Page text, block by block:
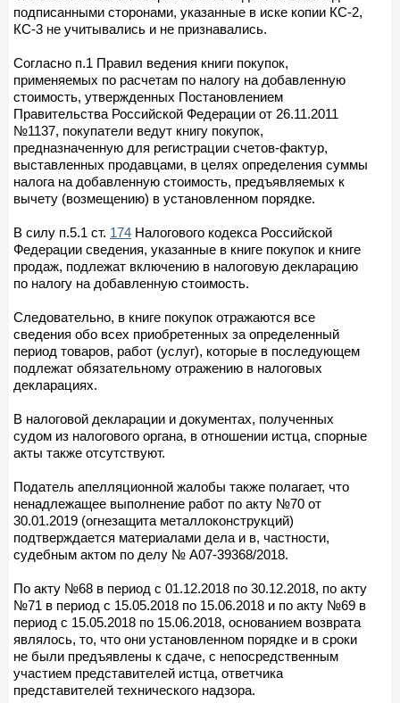
подписанными сторонами, указанные в иске копии КС-2,
КС-3 не учитывались и не признавались.
Согласно п.1 Правил ведения книги покупок,
применяемых по расчетам по налогу на добавленную
стоимость, утвержденных Постановлением
Правительства Российской Федерации от 26.11.2011
№1137, покупатели ведут книгу покупок,
предназначенную для регистрации счетов-фактур,
выставленных продавцами, в целях определения суммы
налога на добавленную стоимость, предъявляемых к
вычету (возмещению) в установленном порядке.
В силу п.5.1 ст. 174 Налогового кодекса Российской
Федерации сведения, указанные в книге покупок и книге
продаж, подлежат включению в налоговую декларацию
по налогу на добавленную стоимость.
Следовательно, в книге покупок отражаются все
сведения обо всех приобретенных за определенный
период товаров, работ (услуг), которые в последующем
подлежат обязательному отражению в налоговых
декларациях.
В налоговой декларации и документах, полученных
судом из налогового органа, в отношении истца, спорные
акты также отсутствуют.
Податель апелляционной жалобы также полагает, что
ненадлежащее выполнение работ по акту №70 от
30.01.2019 (огнезащита металлоконструкций)
подтверждается материалами дела и в, частности,
судебным актом по делу № А07-39368/2018.
По акту №68 в период с 01.12.2018 по 30.12.2018, по акту
№71 в период с 15.05.2018 по 15.06.2018 и по акту №69 в
период с 15.05.2018 по 15.06.2018, основанием возврата
являлось, то, что они установленном порядке и в сроки
не были предъявлены к сдаче, с непосредственным
участием представителей истца, ответчика
представителей технического надзора.